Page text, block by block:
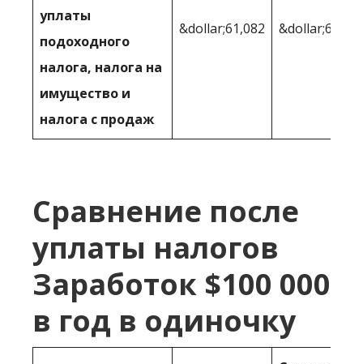
уплаты
подоходного
налога, налога на
имущество и
налога с продаж
&dollar;61,082
Сравнение после
уплаты налогов
Заработок $100 000
в год в одиночку